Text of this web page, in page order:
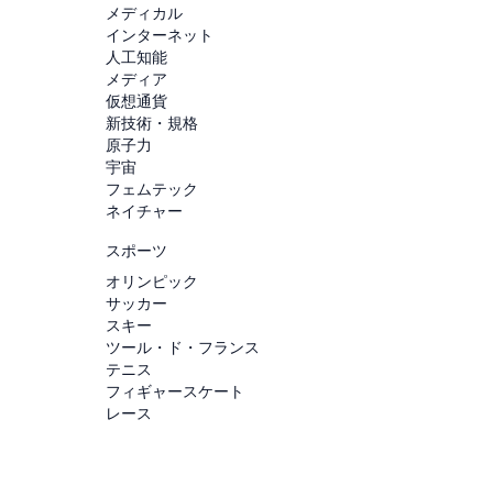
メディカル
インターネット
人工知能
メディア
仮想通貨
新技術・規格
原子力
宇宙
フェムテック
ネイチャー
スポーツ
オリンピック
サッカー
スキー
ツール・ド・フランス
テニス
フィギャースケート
レース